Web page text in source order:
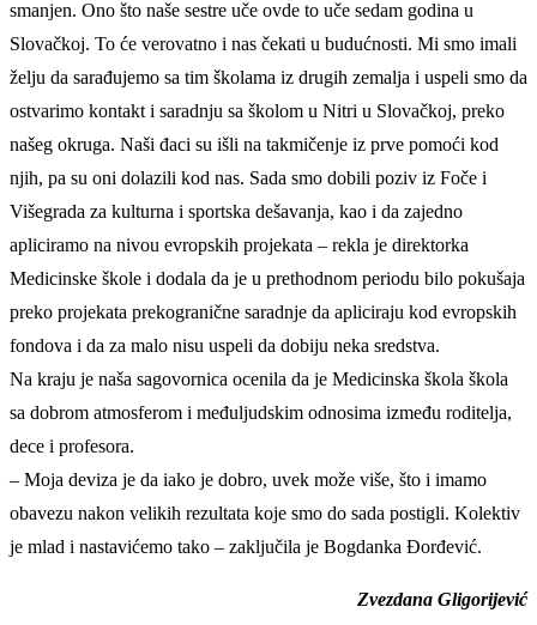
smanjen. Ono što naše sestre uče ovde to uče sedam godina u
Slovačkoj. To će verovatno i nas čekati u budućnosti. Mi smo imali
želju da sarađujemo sa tim školama iz drugih zemalja i uspeli smo da
ostvarimo kontakt i saradnju sa školom u Nitri u Slovačkoj, preko
našeg okruga. Naši đaci su išli na takmičenje iz prve pomoći kod
njih, pa su oni dolazili kod nas. Sada smo dobili poziv iz Foče i
Višegrada za kulturna i sportska dešavanja, kao i da zajedno
apliciramo na nivou evropskih projekata – rekla je direktorka
Medicinske škole i dodala da je u prethodnom periodu bilo pokušaja
preko projekata prekogranične saradnje da apliciraju kod evropskih
fondova i da za malo nisu uspeli da dobiju neka sredstva.
Na kraju je naša sagovornica ocenila da je Medicinska škola škola
sa dobrom atmosferom i međuljudskim odnosima između roditelja,
dece i profesora.
– Moja deviza je da iako je dobro, uvek može više, što i imamo
obavezu nakon velikih rezultata koje smo do sada postigli. Kolektiv
je mlad i nastavićemo tako – zaključila je Bogdanka Đorđević.
Zvezdana Gligorijević